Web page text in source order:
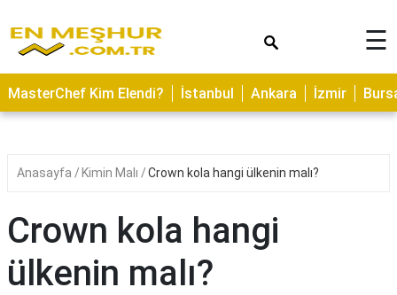
ASTROLOJİ
SAĞLIK
YERLER
BAKIMI
☰
MasterChef Kim Elendi? İstanbul Ankara İzmir
Anasayfa Kimin Malı Crown kola hangi ülkenin malı?
Crown kola hangi
ülkenin malı?